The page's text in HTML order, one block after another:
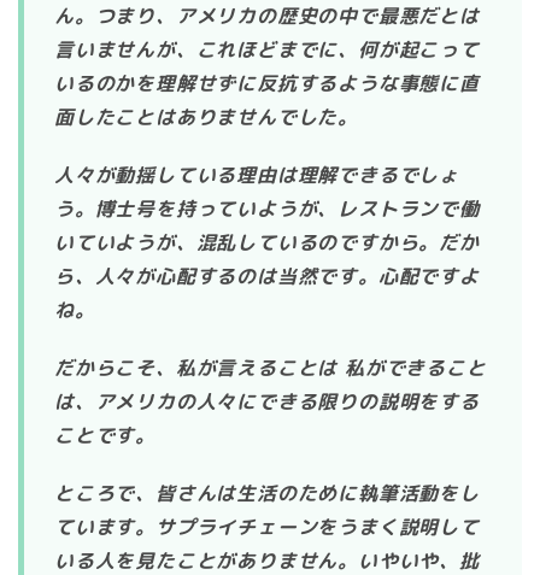
ん。つまり、アメリカの歴史の中で最悪だとは
言いませんが、これほどまでに、何が起こって
いるのかを理解せずに反抗するような事態に直
面したことはありませんでした。
人々が動揺している理由は理解できるでしょ
う。博士号を持っていようが、レストランで働
いていようが、混乱しているのですから。だか
ら、人々が心配するのは当然です。心配ですよ
ね。
だからこそ、私が言えることは 私ができること
は、アメリカの人々にできる限りの説明をする
ことです。
ところで、皆さんは生活のために執筆活動をし
ています。サプライチェーンをうまく説明して
いる人を見たことがありません。いやいや、批